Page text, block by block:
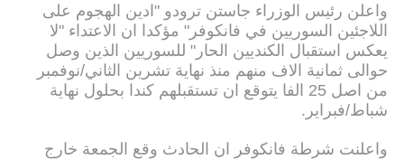
واعلن رئيس الوزراء جاستن ترودو "ادين الهجوم على
اللاجئين السوريين في فانكوفر" مؤكدا ان الاعتداء "لا
يعكس استقبال الكنديين الحار" للسوريين الذين وصل
حوالى ثمانية الاف منهم منذ نهاية تشرين الثاني/نوفمبر
من اصل 25 الفا يتوقع ان تستقبلهم كندا بحلول نهاية
شباط/فبراير.
واعلنت شرطة فانكوفر ان الحادث وقع الجمعة خارج